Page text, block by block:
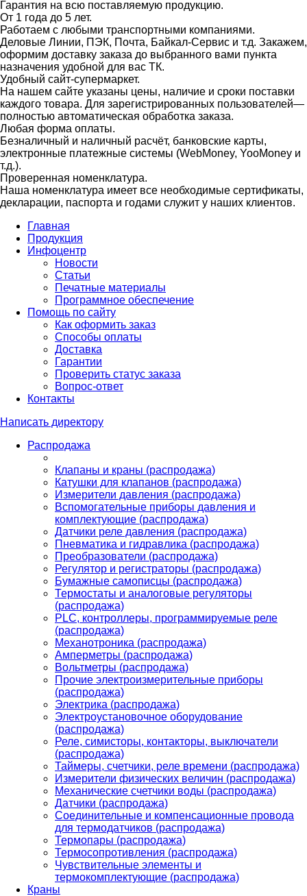
Гарантия на всю поставляемую продукцию.
От 1 года до 5 лет.
Работаем с любыми транспортными компаниями.
Деловые Линии, ПЭК, Почта, Байкал-Сервис и т.д. Закажем,
оформим доставку заказа до выбранного вами пункта
назначения удобной для вас ТК.
Удобный сайт-супермаркет.
На нашем сайте указаны цены, наличие и сроки поставки
каждого товара. Для зарегистрированных пользователей—
полностью автоматическая обработка заказа.
Любая форма оплаты.
Безналичный и наличный расчёт, банковские карты,
электронные платежные системы (WebMoney, YooMoney и
т.д.).
Проверенная номенклатура.
Наша номенклатура имеет все необходимые сертификаты,
декларации, паспорта и годами служит у наших клиентов.
Главная
Продукция
Инфоцентр
Новости
Статьи
Печатные материалы
Программное обеспечение
Помощь по сайту
Как оформить заказ
Способы оплаты
Доставка
Гарантии
Проверить статус заказа
Вопрос-ответ
Контакты
Написать директору
Распродажа
Клапаны и краны (распродажа)
Катушки для клапанов (распродажа)
Измерители давления (распродажа)
Вспомогательные приборы давления и
комплектующие (распродажа)
Датчики реле давления (распродажа)
Пневматика и гидравлика (распродажа)
Преобразователи (распродажа)
Регулятор и регистраторы (распродажа)
Бумажные самописцы (распродажа)
Термостаты и аналоговые регуляторы
(распродажа)
PLС, контроллеры, программируемые реле
(распродажа)
Механотроника (распродажа)
Амперметры (распродажа)
Вольтметры (распродажа)
Прочие электроизмерительные приборы
(распродажа)
Электрика (распродажа)
Электроустановочное оборудование
(распродажа)
Реле, симисторы, контакторы, выключатели
(распродажа)
Таймеры, счетчики, реле времени (распродажа)
Измерители физических величин (распродажа)
Механические счетчики воды (распродажа)
Датчики (распродажа)
Соединительные и компенсационные провода
для термодатчиков (распродажа)
Термопары (распродажа)
Термосопротивления (распродажа)
Чувствительные элементы и
термокомплектующие (распродажа)
Краны